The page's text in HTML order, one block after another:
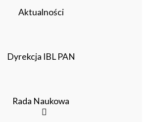
Aktualności
Dyrekcja IBL PAN
Rada Naukowa